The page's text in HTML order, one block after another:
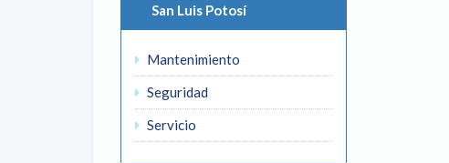
San Luis Potosí
Mantenimiento
Seguridad
Servicio